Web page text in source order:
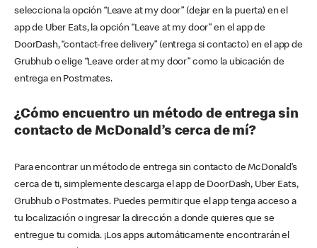
selecciona la opción “Leave at my door” (dejar en la puerta) en el
app de Uber Eats, la opción “Leave at my door” en el app de
DoorDash, “contact-free delivery” (entrega si contacto) en el app de
Grubhub o elige “Leave order at my door” como la ubicación de
entrega en Postmates.
¿Cómo encuentro un método de entrega sin
contacto de McDonald’s cerca de mí?
Para encontrar un método de entrega sin contacto de McDonald’s
cerca de ti, simplemente descarga el app de DoorDash, Uber Eats,
Grubhub o Postmates. Puedes permitir que el app tenga acceso a
tu localización o ingresar la dirección a donde quieres que se
entregue tu comida. ¡Los apps automáticamente encontrarán el